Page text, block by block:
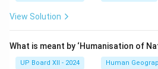
View Solution
What is meant by ‘Humanisation of
UP Board XII - 2024 Human